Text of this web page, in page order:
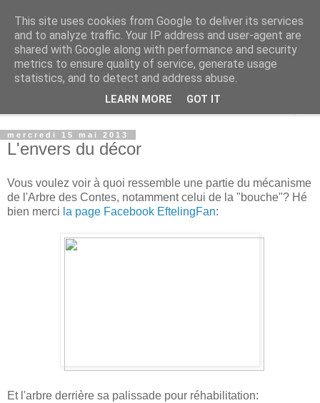
Rue Efteling
Le blog francophone non officiel dédié à Efteling
mercredi 15 mai 2013
L'envers du décor
Vous voulez voir à quoi ressemble une partie du mécanisme
de l'Arbre des Contes, notamment celui de la "bouche"? Hé
bien merci la page Facebook EftelingFan:
Et l'arbre derrière sa palissade pour réhabilitation:
This site uses cookies from Google to deliver its services
and to analyze traffic. Your IP address and user-agent are
shared with Google along with performance and security
metrics to ensure quality of service, generate usage
statistics, and to detect and address abuse.
LEARN MORE GOT IT